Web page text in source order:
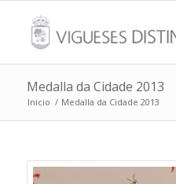
Medalla da Cidade 2013
Inicio / Medalla da Cidade 2013